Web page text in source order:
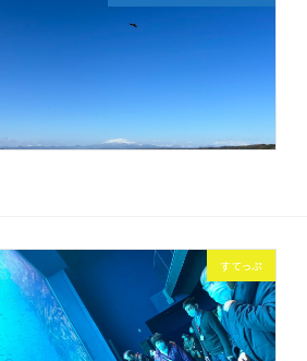
すてっぷ